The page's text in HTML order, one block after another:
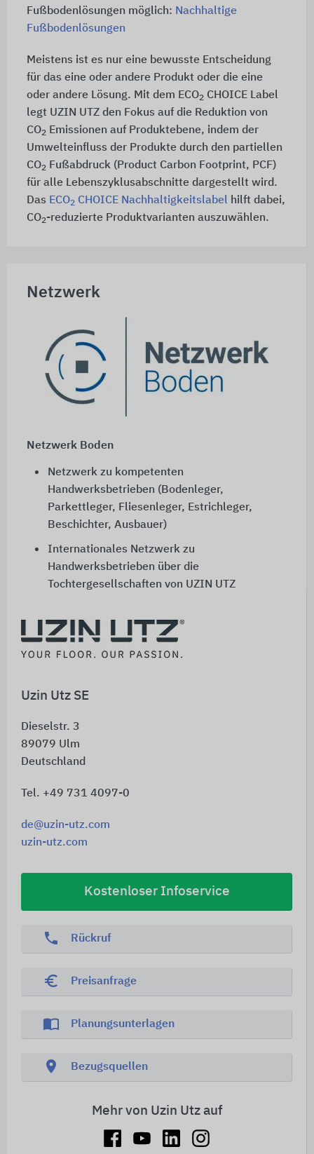
Uzin Utz SE
Dieselstr. 3
89079 Ulm
Deutschland
Tel. +49 731 4097-0
de@uzin-utz.com
uzin-utz.com
Kostenloser Infoservice
phone Rückruf
euro_symbol Preisanfrage
import_contacts Planungsunterlagen
location_on Bezugsquellen
Mehr von Uzin Utz auf
Fußbodenlösungen möglich: Nachhaltige
Fußbodenlösungen
Meistens ist es nur eine bewusste Entscheidung
für das eine oder andere Produkt oder die eine
oder andere Lösung. Mit dem ECO2CHOICE Label
legt UZIN UTZ den Fokus auf die Reduktion von
CO2Emissionen auf Produktebene, indem der
Umwelteinfluss der Produkte durch den partiellen
CO2Fußabdruck (Product Carbon Footprint, PCF)
für alle Lebenszyklusabschnitte dargestellt wird.
Das ECO2CHOICE Nachhaltigkeitslabel hilft dabei,
CO2-reduzierte Produktvarianten auszuwählen.
Netzwerk
Netzwerk Boden
Netzwerk zu kompetenten
Handwerksbetrieben (Bodenleger,
Parkettleger, Fliesenleger, Estrichleger,
Beschichter, Ausbauer)
Internationales Netzwerk zu
Handwerksbetrieben über die
Tochtergesellschaften von UZIN UTZ
Informationen und Kontakte zu
Mitgliedsunternehmen finden Sie auch in den
Netzwerk Boden Expertenprofilen